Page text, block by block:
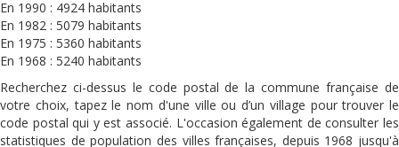
En 1990 : 4924 habitants
En 1982 : 5079 habitants
En 1975 : 5360 habitants
En 1968 : 5240 habitants
Recherchez ci-dessus le code postal de la commune française de
votre choix, tapez le nom d'une ville ou d’un village pour trouver le
code postal qui y est associé. L'occasion également de consulter les
statistiques de population des villes françaises, depuis 1968 jusqu'à